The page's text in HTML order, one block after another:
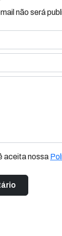
não será
aceita nossa